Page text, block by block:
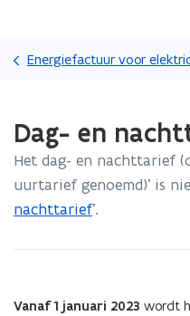
Energiefactuur voor
met
laden.
bevindt
op:
Dag- en
Het dag- en nachttarief
uurtarief genoemd)’ is
nachttarief’.
Vanaf 1 januari 2023 wordt